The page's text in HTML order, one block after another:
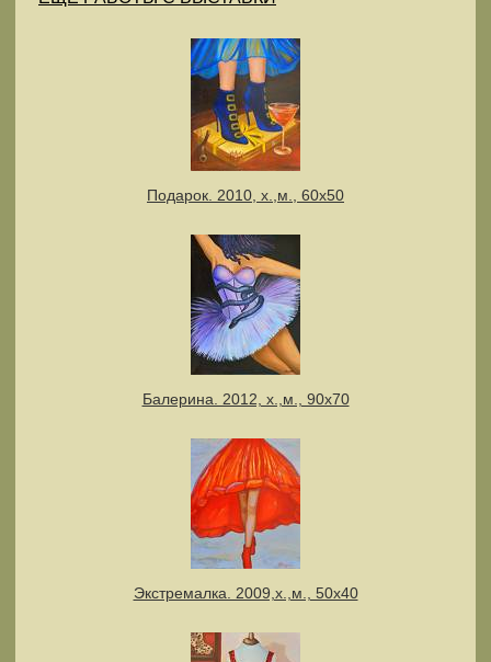
Подарок. 2010, х.,м., 60х50
Балерина. 2012, х.,м., 90х70
Экстремалка. 2009,х.,м., 50х40